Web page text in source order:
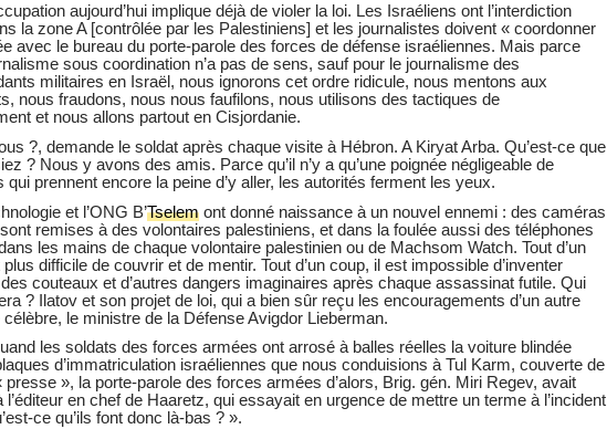
aujourd’hui implique déjà de violer la loi. Les Israéliens ont l’interdiction
la zone A [contrôlée par les Palestiniens] et les journalistes doivent « coordonner
avec le bureau du porte-parole des forces de défense israéliennes. Mais parce
sous coordination n’a pas de sens, sauf pour le journalisme des
militaires en Israël, nous ignorons cet ordre ridicule, nous mentons aux
nous fraudons, nous nous faufilons, nous utilisons des tactiques de
et nous allons partout en Cisjordanie.
?, demande le soldat après chaque visite à Hébron. A Kiryat Arba. Qu’est-ce que
? Nous y avons des amis. Parce qu’il n’y a qu’une poignée négligeable de
qui prennent encore la peine d’y aller, les autorités ferment les yeux.
et l’ONG B’Tselemont donné naissance à un nouvel ennemi : des caméras
remises à des volontaires palestiniens, et dans la foulée aussi des téléphones
les mains de chaque volontaire palestinien ou de Machsom Watch. Tout d’un
difficile de couvrir et de mentir. Tout d’un coup, il est impossible d’inventer
couteaux et d’autres dangers imaginaires après chaque assassinat futile. Qui
? Ilatov et son projet de loi, qui a bien sûr reçu les encouragements d’un autre
le ministre de la Défense Avigdor Lieberman.
les soldats des forces armées ont arrosé à balles réelles la voiture blindée
d’immatriculation israéliennes que nous conduisions à Tul Karm, couverte de
presse », la porte-parole des forces armées d’alors, Brig. gén. Miri Regev, avait
l’éditeur en chef de Haaretz, qui essayait en urgence de mettre un terme à l’incident
ce qu’ils font donc là-bas ? ».